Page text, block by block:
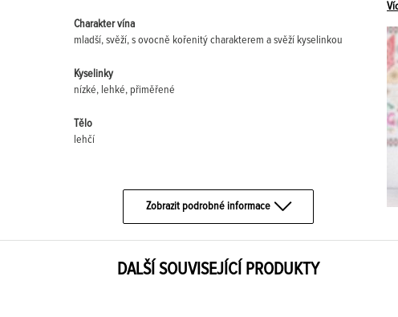
Charakter vína
mladší, svěží, s ovocně kořenitý charakterem a svěží kyselinkou
Kyselinky
nízké, lehké, přiměřené
Tělo
lehčí
Zobrazit podrobné informace
DALŠÍ SOUVISEJÍCÍ PRODUKTY